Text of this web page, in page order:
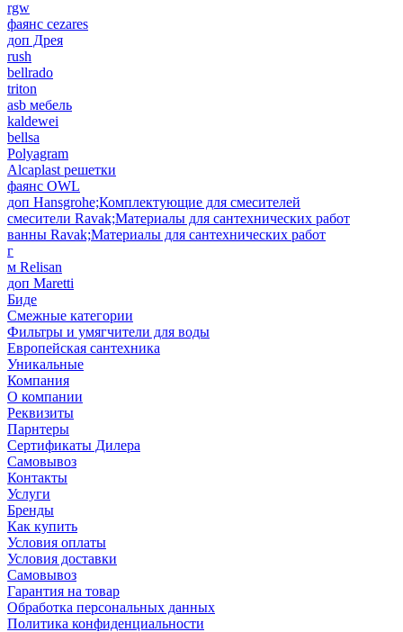
rgw
фаянс cezares
доп Дрея
rush
bellrado
triton
asb мебель
kaldewei
bellsa
Polyagram
Alcaplast решетки
фаянс OWL
доп Hansgrohe;Комплектующие для смесителей
смесители Ravak;Материалы для сантехнических работ
ванны Ravak;Материалы для сантехнических работ
г
м Relisan
доп Maretti
Биде
Смежные категории
Фильтры и умягчители для воды
Европейская сантехника
Уникальные
Компания
О компании
Реквизиты
Парнтеры
Сертификаты Дилера
Самовывоз
Контакты
Услуги
Бренды
Как купить
Условия оплаты
Условия доставки
Самовывоз
Гарантия на товар
Обработка персональных данных
Политика конфиденциальности